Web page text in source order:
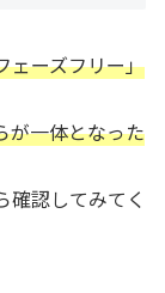
ェーズフリー」
が一体となった
確認してみてく